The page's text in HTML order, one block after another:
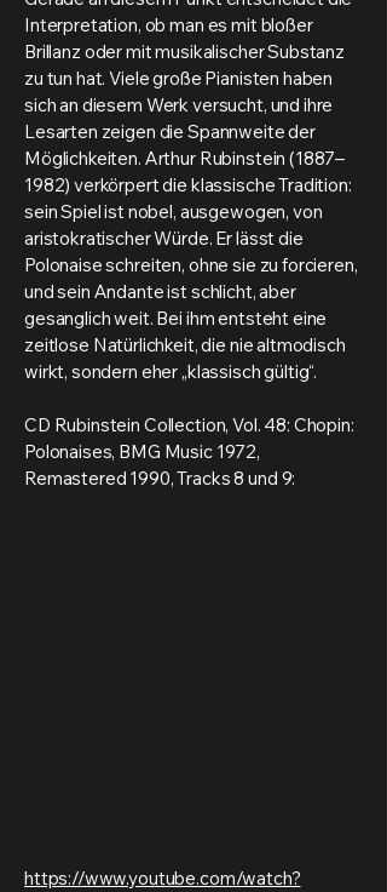
Interpretation, ob man es mit bloßer
Brillanz oder mit musikalischer Substanz
zu tun hat. Viele große Pianisten haben
sich an diesem Werk versucht, und ihre
Lesarten zeigen die Spannweite der
Möglichkeiten. Arthur Rubinstein (1887–
1982) verkörpert die klassische Tradition:
sein Spiel ist nobel, ausgewogen, von
aristokratischer Würde. Er lässt die
Polonaise schreiten, ohne sie zu forcieren,
und sein Andante ist schlicht, aber
gesanglich weit. Bei ihm entsteht eine
zeitlose Natürlichkeit, die nie altmodisch
wirkt, sondern eher „klassisch gültig“.
CD Rubinstein Collection, Vol. 48: Chopin:
Polonaises, BMG Music 1972,
Remastered 1990, Tracks 8 und 9:
https://www.youtube.com/watch?